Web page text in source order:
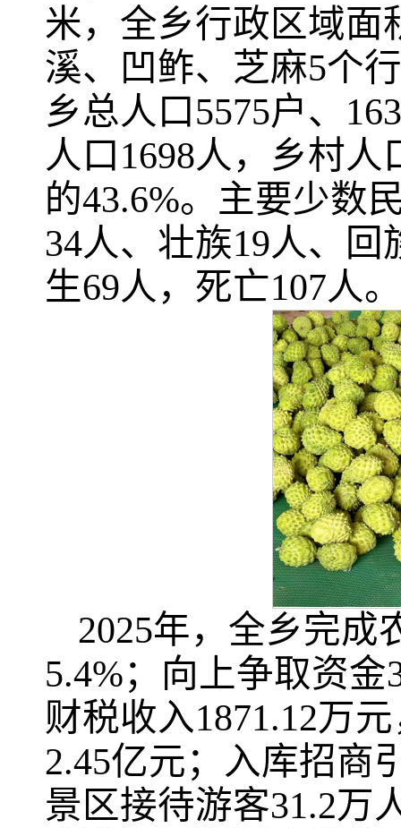
米，全乡行政区域面
溪、凹鲊、芝麻5个
乡总人口5575户、
人口1698人，乡村人
的43.6%。主要少数
34人、壮族19人、
生69人，死亡107人
2025年，全乡完成
5.4%；向上争取资
财税收入1871.12万
2.45亿元；入库招商
景区接待游客31.2万